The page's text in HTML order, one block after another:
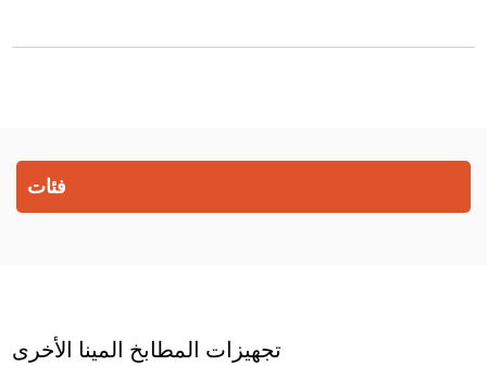
فئات
تجهيزات المطابخ المينا الأخرى